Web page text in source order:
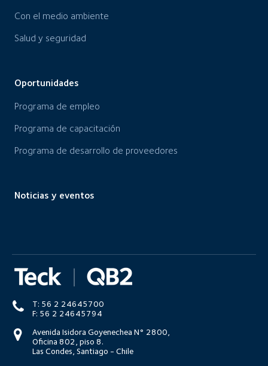
Con el medio ambiente
Salud y seguridad
Oportunidades
Programa de empleo
Programa de capacitación
Programa de desarrollo de proveedores
Noticias y eventos
T: 56 2 24645700
F: 56 2 24645794
Avenida Isidora Goyenechea N° 2800,
Oficina 802, piso 8.
Las Condes, Santiago - Chile